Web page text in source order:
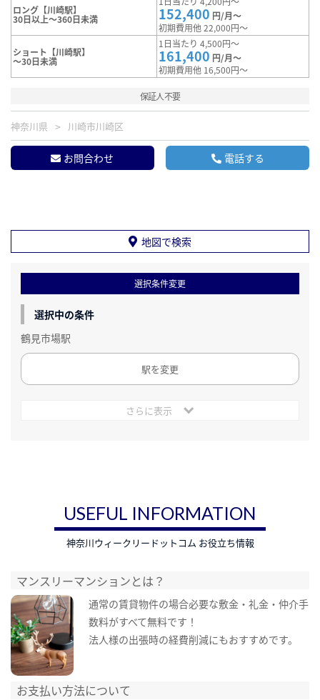
ロング【川崎駅】
30日以上～360日未満 152,400 円/月～
初期費用他 22,000円～
ショート【川崎駅】
～30日未満
1日当たり 4,500円～
161,400 円/月～
初期費用他 16,500円～
保証人不要
神奈川県 川崎市川崎区
お問合わせ 電話する
地図で検索
選択条件変更
選択中の条件
鶴見市場駅
駅を変更
さらに表示
USEFUL INFORMATION
神奈川ウィークリードットコム お役立ち情報
マンスリーマンションとは？
通常の賃貸物件の場合必要な敷金・礼金・仲介手
数料がすべて無料です！
法人様の出張時の経費削減にもおすすめです。
お支払い方法について